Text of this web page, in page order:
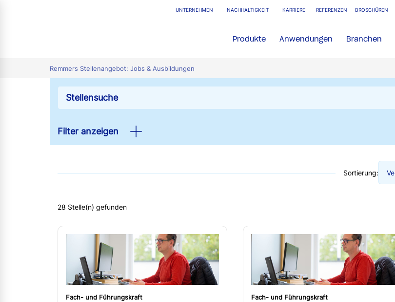
UNTERNEHMEN NACHHALTIGKEIT KARRIERE REFERENZEN BROSCHÜREN
Produkte Anwendungen Branchen
Remmers Stellenangebot: Jobs & Ausbildungen
Filter anzeigen
Sortierung:
28 Stelle(n) gefunden
Fach- und Führungskraft Fach- und Führungskraft